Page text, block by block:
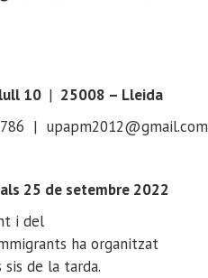
10 | 25008 – Lleida
| upapm2012@gmail.com
25 de setembre 2022
i del
ha organitzat
sis de la tarda.